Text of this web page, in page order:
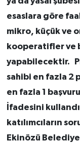
esaslara göre
mikro, küçük ve
kooperatifler ve
yapabilecektir.
sahibi en fazla 2
en fazla 1
İfadesini
katılımcıların
Ekinözü